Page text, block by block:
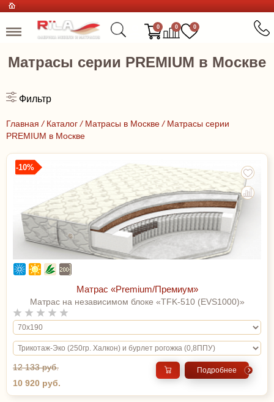
0 0 0
Матрасы серии PREMIUM в Москве
Фильтр
Главная / Каталог / Матрасы в Москве / Матрасы серии
PREMIUM в Москве
-10%
Матрас «Premium/Премиум»
Матрас на независимом блоке «TFK-510 (EVS1000)»
12 133 руб.
10 920 руб.
Подробнее